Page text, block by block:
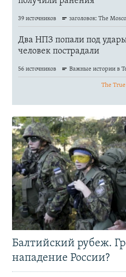
Балтийский рубеж.
нападение России?